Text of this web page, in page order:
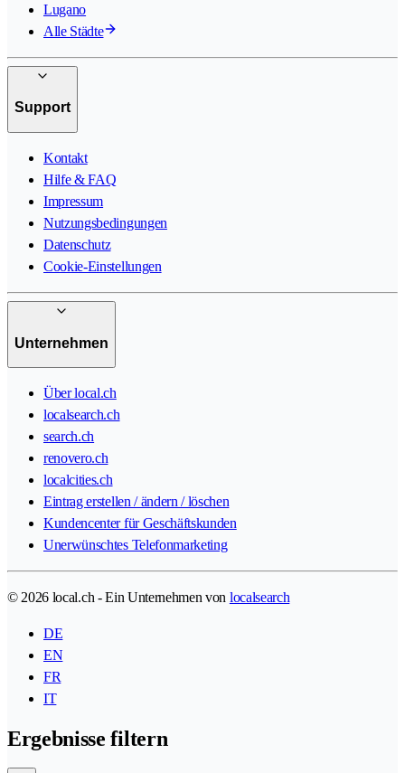
Lugano
Alle Städte
Support
Kontakt
Hilfe & FAQ
Impressum
Nutzungsbedingungen
Datenschutz
Cookie-Einstellungen
Unternehmen
Über local.ch
localsearch.ch
search.ch
renovero.ch
localcities.ch
Eintrag erstellen / ändern / löschen
Kundencenter für Geschäftskunden
Unerwünschtes Telefonmarketing
© 2026 local.ch - Ein Unternehmen von localsearch
DE
EN
FR
IT
Ergebnisse filtern